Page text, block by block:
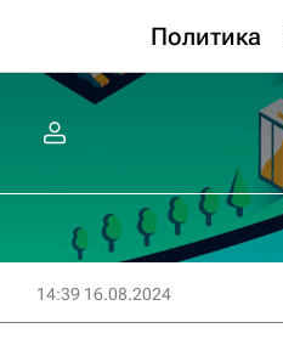
Политика
14:39 16.08.2024